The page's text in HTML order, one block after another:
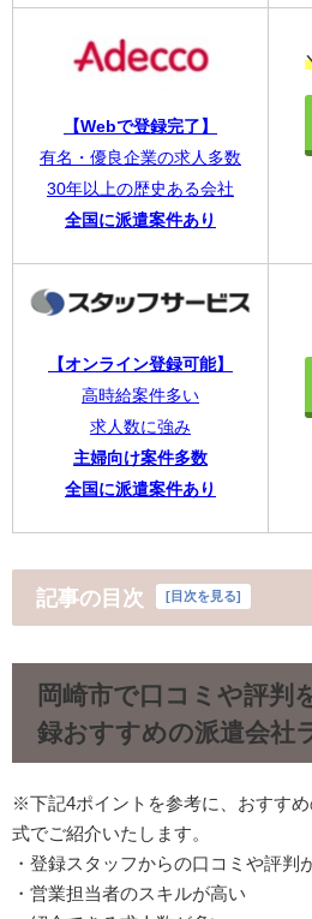
【Webで登録完了】
有名・優良企業の求人多数
30年以上の歴史ある会社
全国に派遣案件あり
【オンライン登録可能】
高時給案件多い
求人数に強み
主婦向け案件多数
全国に派遣案件あり
記事の目次 [目次を見る]
岡崎市で口コミや評判
録おすすめの派遣会社
※下記4ポイントを参考に、おすす
式でご紹介いたします。
・登録スタッフからの口コミや評判
・営業担当者のスキルが高い